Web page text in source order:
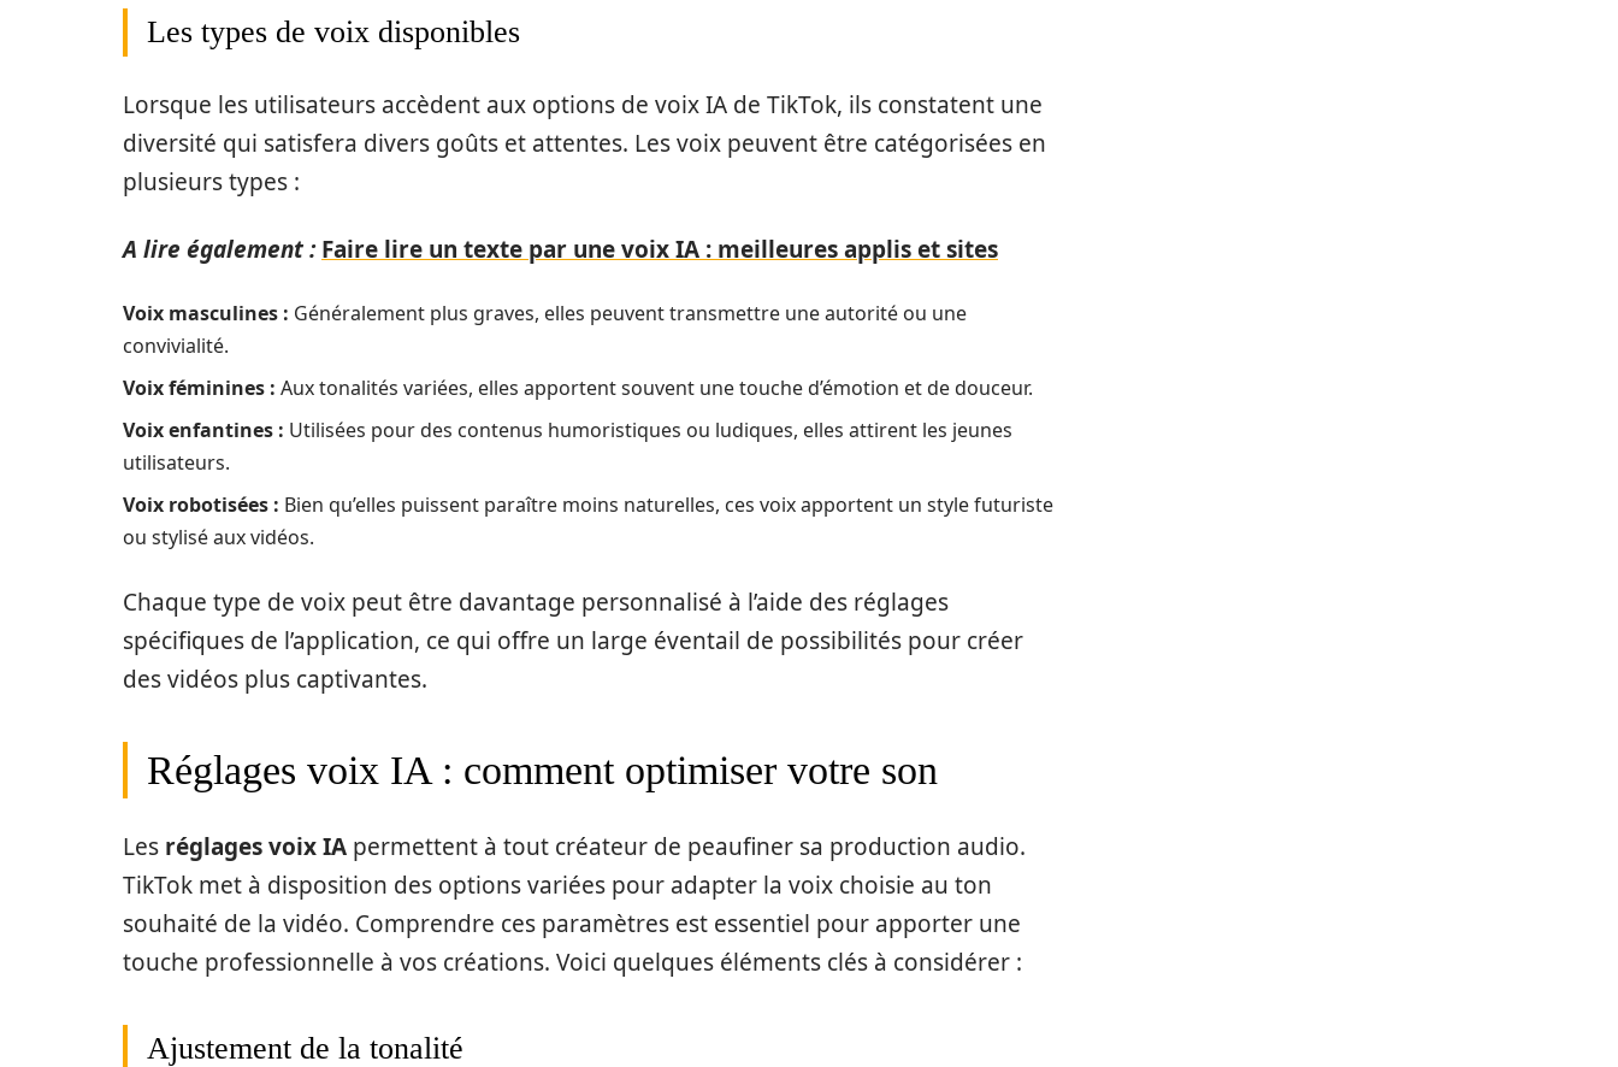
Les types de voix disponibles
Lorsque les utilisateurs accèdent aux options de voix IA de TikTok, ils constatent une
diversité qui satisfera divers goûts et attentes. Les voix peuvent être catégorisées en
plusieurs types :
A lire également : Faire lire un texte par une voix IA : meilleures applis et sites
Voix masculines : Généralement plus graves, elles peuvent transmettre une autorité ou une
convivialité.
Voix féminines : Aux tonalités variées, elles apportent souvent une touche d’émotion et de douceur.
Voix enfantines : Utilisées pour des contenus humoristiques ou ludiques, elles attirent les jeunes
utilisateurs.
Voix robotisées : Bien qu’elles puissent paraître moins naturelles, ces voix apportent un style futuriste
ou stylisé aux vidéos.
Chaque type de voix peut être davantage personnalisé à l’aide des réglages
spécifiques de l’application, ce qui offre un large éventail de possibilités pour créer
des vidéos plus captivantes.
Réglages voix IA : comment optimiser votre son
Les réglages voix IA permettent à tout créateur de peaufiner sa production audio.
TikTok met à disposition des options variées pour adapter la voix choisie au ton
souhaité de la vidéo. Comprendre ces paramètres est essentiel pour apporter une
touche professionnelle à vos créations. Voici quelques éléments clés à considérer :
Ajustement de la tonalité